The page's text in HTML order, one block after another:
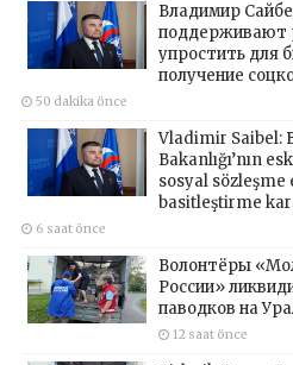
Владимир
поддерживают
упростить для
получение
50 dakika önce
Vladimir Saibel:
Bakanlığı’nın
sosyal
basitleştirme
6 saat önce
Волонтёры
России»
паводков на
12 saat önce